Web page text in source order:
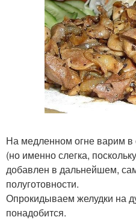
На медленном огне варим в
(но именно слегка,
добавлен в дальнейшем,
полуготовности.
Опрокидываем желудки на
понадобится.